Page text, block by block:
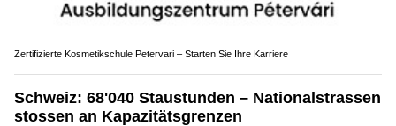
Zertifizierte Kosmetikschule Petervari – Starten Sie Ihre Karriere
Schweiz: 68'040 Staustunden – Nationalstrassen
stossen an Kapazitätsgrenzen